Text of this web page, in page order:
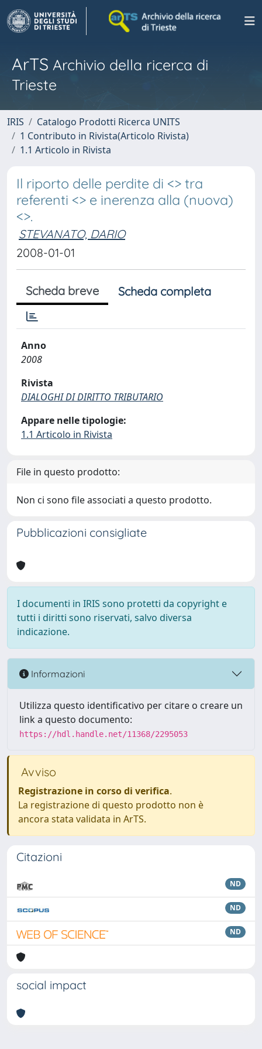
ArTS Archivio della ricerca di
Trieste
IRIS
Catalogo Prodotti Ricerca UNITS
1 Contributo in Rivista(Articolo Rivista)
1.1 Articolo in Rivista
Il riporto delle perdite di <> tra
referenti <> e inerenza alla (nuova)
<>.
STEVANATO, DARIO
2008-01-01
Scheda breve Scheda completa
Anno
2008
Rivista
DIALOGHI DI DIRITTO TRIBUTARIO
Appare nelle tipologie:
1.1 Articolo in Rivista
File in questo prodotto:
Non ci sono file associati a questo prodotto.
Pubblicazioni consigliate
I documenti in IRIS sono protetti da copyright e
tutti i diritti sono riservati, salvo diversa
indicazione.
Informazioni
Utilizza questo identificativo per citare o creare un
link a questo documento:
https://hdl.handle.net/11368/2295053
Avviso
Registrazione in corso di verifica.
La registrazione di questo prodotto non è
ancora stata validata in ArTS.
Citazioni
ND
ND
ND
social impact